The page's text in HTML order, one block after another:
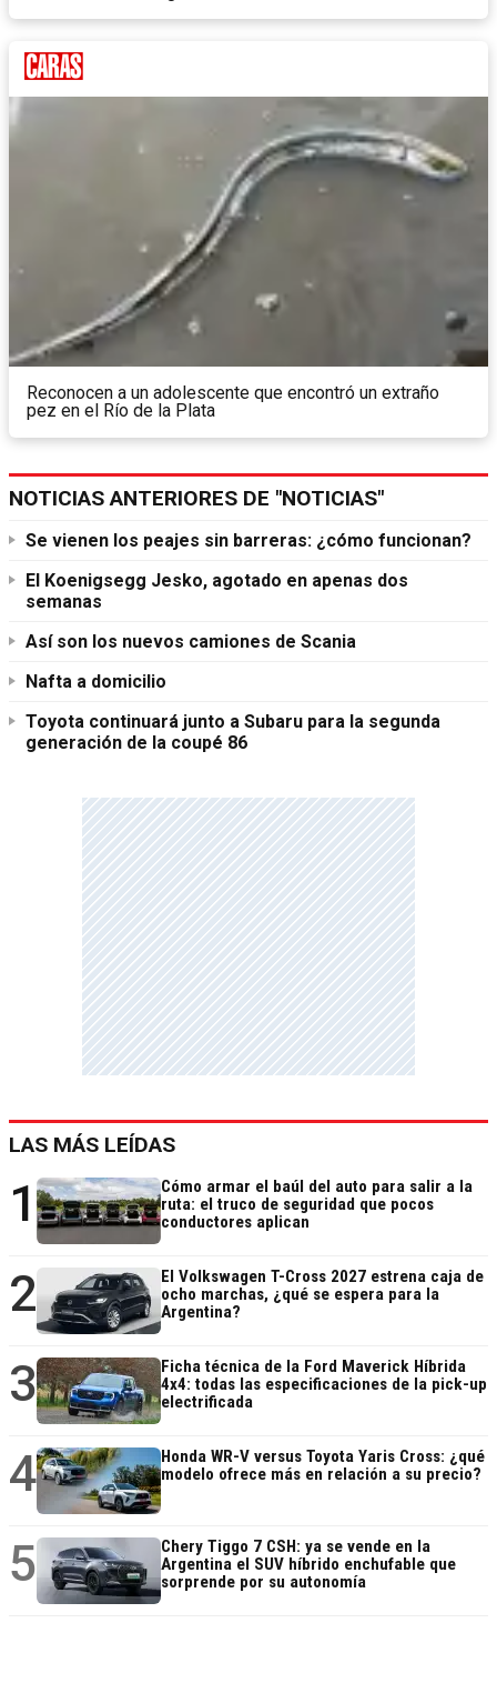
Reconocen a un adolescente que encontró un extraño
pez en el Río de la Plata
NOTICIAS ANTERIORES DE "NOTICIAS"
Se vienen los peajes sin barreras: ¿cómo funcionan?
El Koenigsegg Jesko, agotado en apenas dos
semanas
Así son los nuevos camiones de Scania
Nafta a domicilio
Toyota continuará junto a Subaru para la segunda
generación de la coupé 86
LAS MÁS LEÍDAS
1
Cómo armar el baúl del auto para salir a la
ruta: el truco de seguridad que pocos
conductores aplican
2
El Volkswagen T-Cross 2027 estrena caja de
ocho marchas, ¿qué se espera para la
Argentina?
3
Ficha técnica de la Ford Maverick Híbrida
4x4: todas las especificaciones de la pick-up
electrificada
4
Honda WR-V versus Toyota Yaris Cross: ¿qué
modelo ofrece más en relación a su precio?
5
Chery Tiggo 7 CSH: ya se vende en la
Argentina el SUV híbrido enchufable que
sorprende por su autonomía